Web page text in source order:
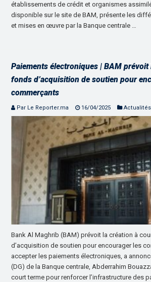
établissements de crédit et organismes
disponible sur le site de BAM, présente les
et mises en œuvre par la Banque centrale …
Paiements électroniques | BAM prévoit
fonds d’acquisition de soutien pour
commerçants
Par Le Reporter.ma 16/04/2025 Actualités
Bank Al Maghrib (BAM) prévoit la création à
d’acquisition de soutien pour encourager les
accepter les paiements électroniques, a
(DG) de la Banque centrale, Abderrahim
court terme pour renforcer l’infrastructure des